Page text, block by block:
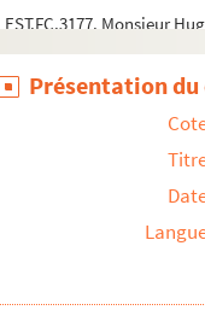
EST.FC.3177. Monsieur
EST.FC.3182. Victor Hugo
EST.FC.3181. Hugo
EST.FC.3178. Victor Hugo
EST.FC.3179. Victor Hugo
EST.FC.3548. A l'Arc de
Présentation du